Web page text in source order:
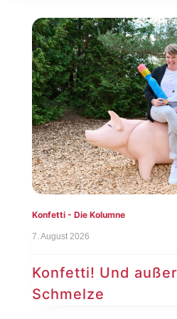
Konfetti - Die Kolumne
7. August 2026
Konfetti! Und
Schmelze